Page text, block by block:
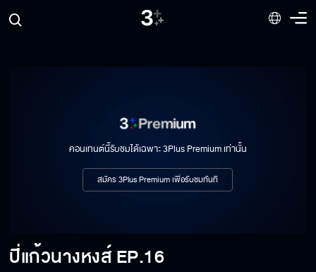
คอนเทนต์นี้รับชมได้เฉพาะ 3Plus Premium เท่านั้น
สมัคร 3Plus Premium เพื่อรับชมทันที
ปี่แก้วนางหงส์EP.16